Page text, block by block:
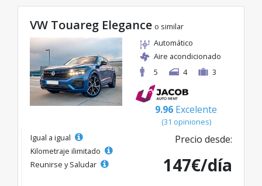
VW Touareg Elegance o similar
Automático
Aire acondicionado
5
4 3
9.96 Excelente
(31 opiniones)
Igual a igual
Kilometraje ilimitado
Reunirse y Saludar
Precio desde:
147€/día